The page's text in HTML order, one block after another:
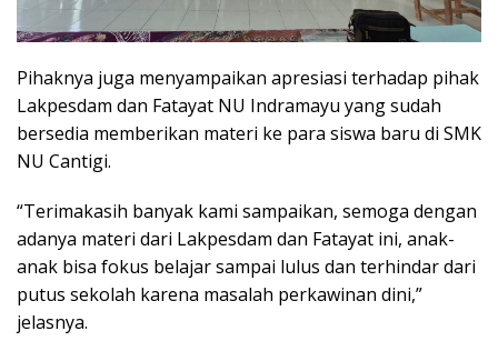
Pihaknya juga menyampaikan apresiasi terhadap pihak
Lakpesdam dan Fatayat NU Indramayu yang sudah
bersedia memberikan materi ke para siswa baru di SMK
NU Cantigi.
“Terimakasih banyak kami sampaikan, semoga dengan
adanya materi dari Lakpesdam dan Fatayat ini, anak-
anak bisa fokus belajar sampai lulus dan terhindar dari
putus sekolah karena masalah perkawinan dini,”
jelasnya.